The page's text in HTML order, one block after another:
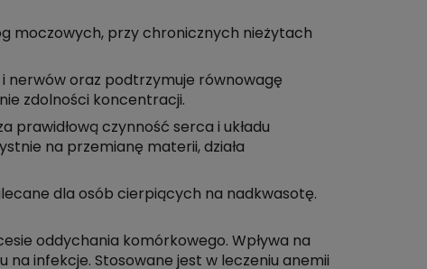
moczowych, przy chronicznych nieżytach
nerwów oraz podtrzymuje równowagę
zdolności koncentracji.
prawidłową czynność serca i układu
na przemianę materii, działa
dla osób cierpiących na nadkwasotę.
oddychania komórkowego. Wpływa na
infekcje. Stosowane jest w leczeniu anemii